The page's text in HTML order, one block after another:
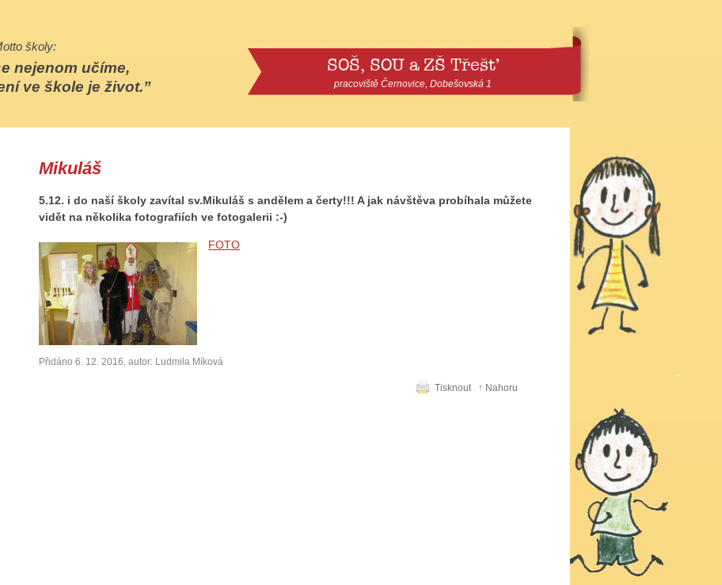
školy:
nejenom učíme,
ve škole je život.
SOŠ, SOU a ZŠ Třešť
pracoviště Černovice, Dobešovská 1
Mikuláš
5.12. i do naší školy zavítal sv.Mikuláš s andělem a čerty!!! A jak návštěva probíhala můžete
vidět na několika fotografiích ve fotogalerii :-)
FOTO
Přidáno 6. 12. 2016, autor: Ludmila Míková
Tisknout ↑ Nahoru